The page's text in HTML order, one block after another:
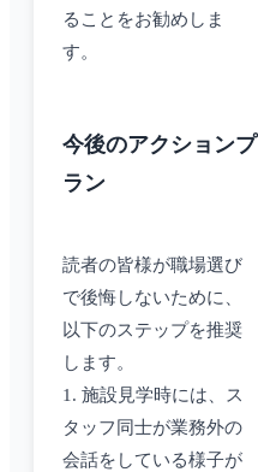
ることをお勧めしま
す。
今後のアクションプ
ラン
読者の皆様が職場選び
で後悔しないために、
以下のステップを推奨
します。
1. 施設見学時には、ス
タッフ同士が業務外の
会話をしている様子が